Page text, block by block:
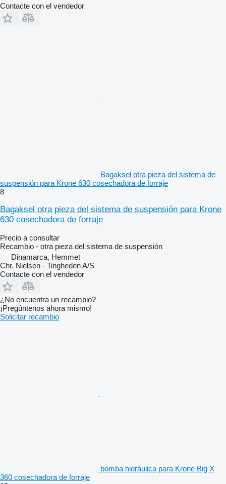
Contacte con el vendedor
Bagaksel otra pieza del sistema de
suspensión para Krone 630 cosechadora de forraje
8
Bagaksel otra pieza del sistema de suspensión para Krone
630 cosechadora de forraje
Precio a consultar
Recambio - otra pieza del sistema de suspensión
Dinamarca, Hemmet
Chr. Nielsen - Tingheden A/S
Contacte con el vendedor
¿No encuentra un recambio?
¡Pregúntenos ahora mismo!
Solicitar recambio
bomba hidráulica para Krone Big X
360 cosechadora de forraje